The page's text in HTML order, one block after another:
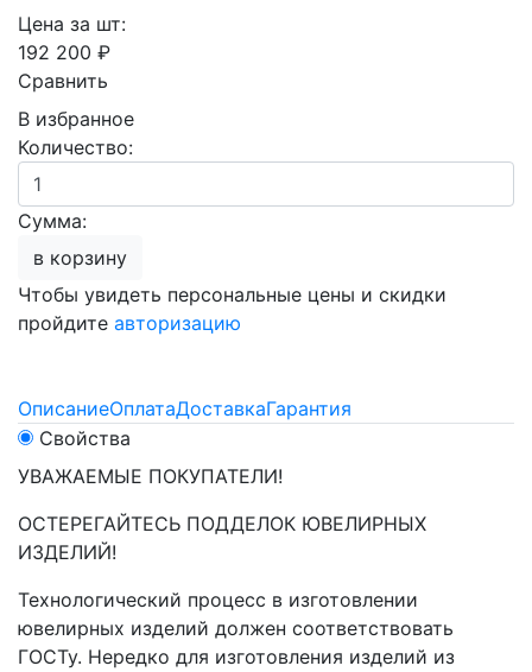
Цена за шт:
192 200 ₽
Сравнить
В избранное
Количество:
Сумма:
в корзину
Чтобы увидеть персональные цены и скидки
пройдите авторизацию
ОписаниеОплатаДоставкаГарантия
Свойства
УВАЖАЕМЫЕ ПОКУПАТЕЛИ!
ОСТЕРЕГАЙТЕСЬ ПОДДЕЛОК ЮВЕЛИРНЫХ
ИЗДЕЛИЙ!
Технологический процесс в изготовлении
ювелирных изделий должен соответствовать
ГОСТу. Нередко для изготовления изделий из